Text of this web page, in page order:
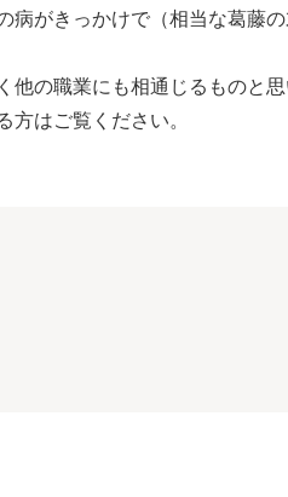
病がきっかけで（相当な葛藤
他の職業にも相通じるものと思
はご覧ください。